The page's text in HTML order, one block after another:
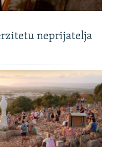
neprijatelja